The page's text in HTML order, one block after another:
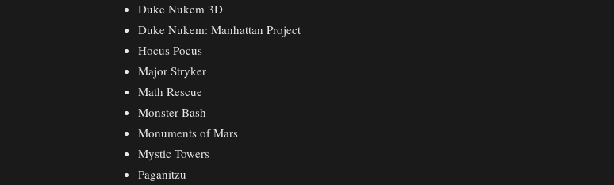
Duke Nukem 3D
Duke Nukem: Manhattan Project
Hocus Pocus
Major Stryker
Math Rescue
Monster Bash
Monuments of Mars
Mystic Towers
Paganitzu